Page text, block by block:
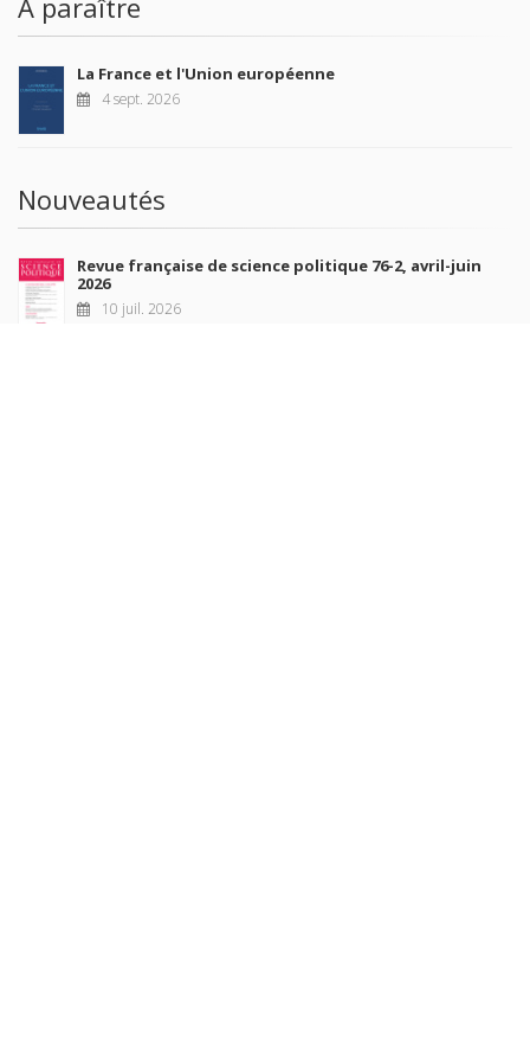
La France et l'Union européenne
4 sept. 2026
Nouveautés
Revue française de science politique 76-2, avril-juin
2026
10 juil. 2026